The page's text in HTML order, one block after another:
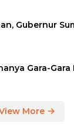
Gubernur
Gara-
More